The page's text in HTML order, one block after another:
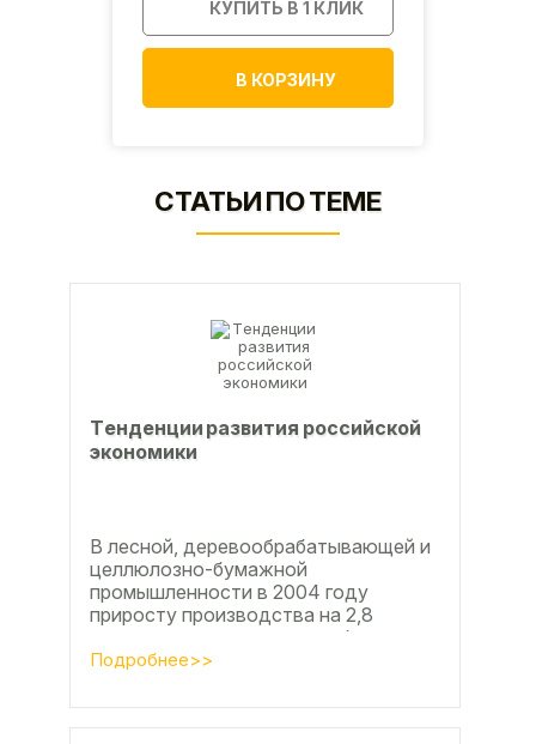
КУПИТЬ В 1 КЛИК
В КОРЗИНУ
СТАТЬИ ПО ТЕМЕ
Тeндeнции paзвития poccийcкoй
экoнoмики
В лесной, деревообрабатывающей и
целлюлозно-бумажной
промышленности в 2004 году
приросту производства на 2,8
процента во многом способствовали
развитие тех подотраслей,
Подробнее>>